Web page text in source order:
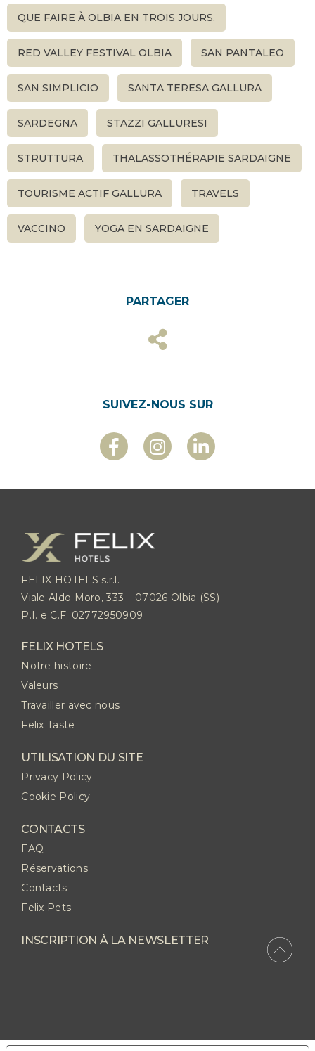
QUE FAIRE À OLBIA EN TROIS JOURS.
RED VALLEY FESTIVAL OLBIA SAN PANTALEO
SAN SIMPLICIO SANTA TERESA GALLURA
SARDEGNA STAZZI GALLURESI
STRUTTURA THALASSOTHÉRAPIE SARDAIGNE
TOURISME ACTIF GALLURA TRAVELS
VACCINO YOGA EN SARDAIGNE
PARTAGER
SUIVEZ-NOUS SUR
FELIX HOTELS s.r.l.
Viale Aldo Moro, 333 – 07026 Olbia (SS)
P.I. e C.F. 02772950909
FELIX HOTELS
Notre histoire
Valeurs
Travailler avec nous
Felix Taste
UTILISATION DU SITE
Privacy Policy
Cookie Policy
CONTACTS
FAQ
Réservations
Contacts
Felix Pets
INSCRIPTION À LA NEWSLETTER